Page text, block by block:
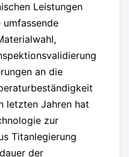
Leistungen
an die
letzten Jahren hat
zur
Titanlegierung
der